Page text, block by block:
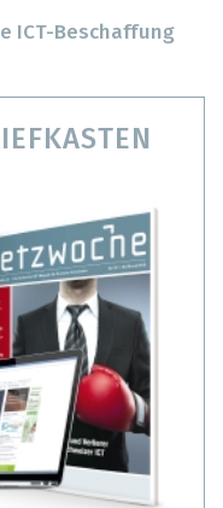
ICT-Beschaffung